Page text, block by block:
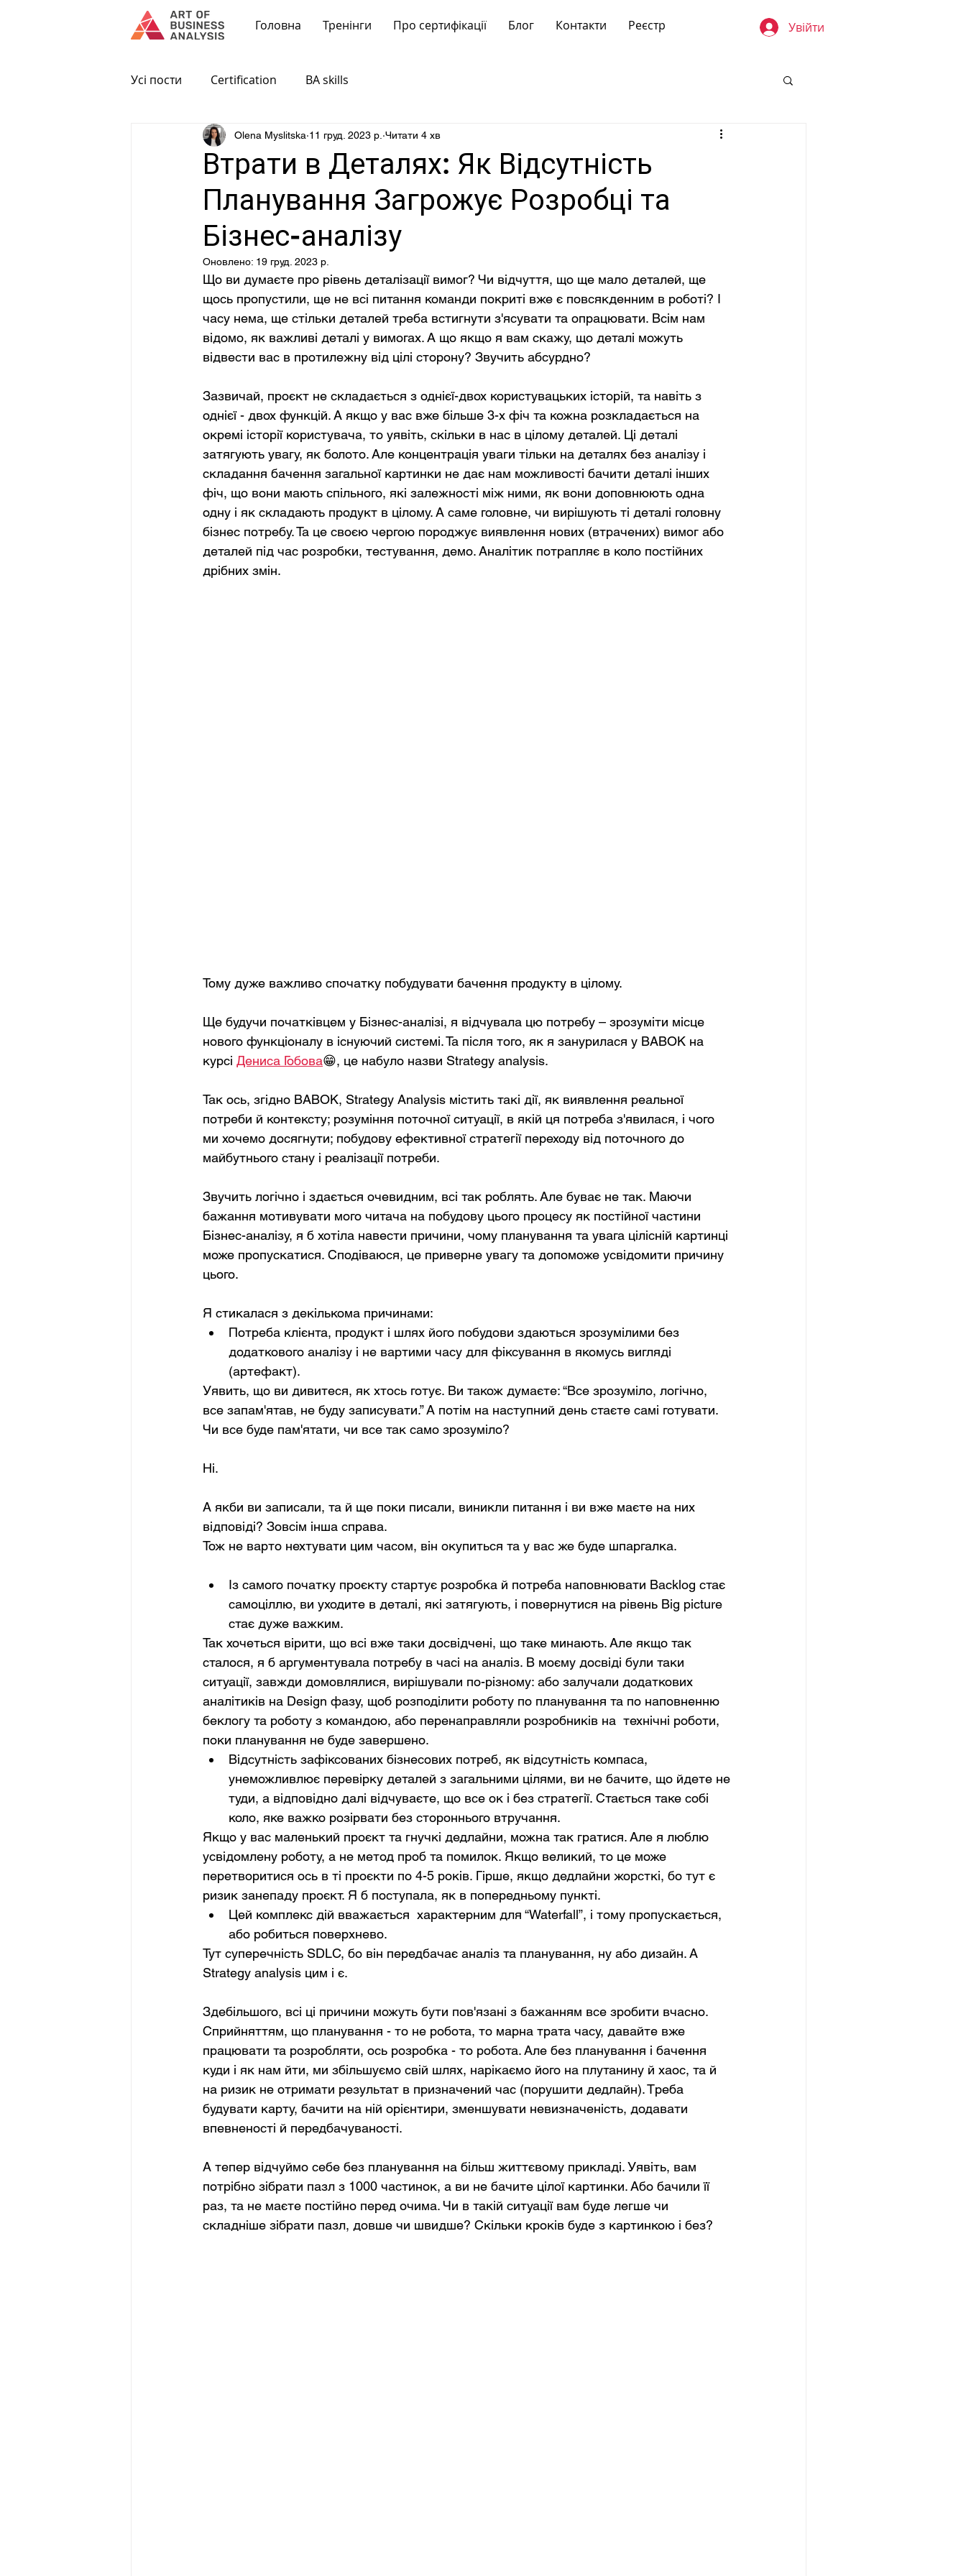
Головна Тренінги Про сертифікації Блог Контакти Реєстр Увійти
Усі пости Certification BA skills
Втрати в Деталях: Як Відсутність
Планування Загрожує Розробці та
Бізнес-аналізу
Olena Myslitska 11 груд. 2023 р. Читати 4 хв
Оновлено: 19 груд. 2023 р.
Що ви думаєте про рівень деталізації вимог? Чи відчуття, що ще мало деталей, ще
щось пропустили, ще не всі питання команди покриті вже є повсякденним в роботі? І
часу нема, ще стільки деталей треба встигнути з'ясувати та опрацювати. Всім нам
відомо, як важливі деталі у вимогах. А що якщо я вам скажу, що деталі можуть
відвести вас в протилежну від цілі сторону? Звучить абсурдно?
Зазвичай, проєкт не складається з однієї-двох користувацьких історій, та навіть з
однієї - двох функцій. А якщо у вас вже більше 3-х фіч та кожна розкладається на
окремі історії користувача, то уявіть, скільки в нас в цілому деталей. Ці деталі
затягують увагу, як болото. Але концентрація уваги тільки на деталях без аналізу і
складання бачення загальної картинки не дає нам можливості бачити деталі інших
фіч, що вони мають спільного, які залежності між ними, як вони доповнюють одна
одну і як складають продукт в цілому. А саме головне, чи вирішують ті деталі головну
бізнес потребу. Та це своєю чергою породжує виявлення нових (втрачених) вимог або
деталей під час розробки, тестування, демо. Аналітик потрапляє в коло постійних
дрібних змін.
Тому дуже важливо спочатку побудувати бачення продукту в цілому.
Ще будучи початківцем у Бізнес-аналізі, я відчувала цю потребу – зрозуміти місце
нового функціоналу в існуючий системі. Та після того, як я занурилася у BABOK на
курсі Дениса Гобова😁, це набуло назви Strategy analysis.
Так ось, згідно BABOK, Strategy Analysis містить такі дії, як виявлення реальної
потреби й контексту; розуміння поточної ситуації, в якій ця потреба з'явилася, і чого
ми хочемо досягнути; побудову ефективної стратегії переходу від поточного до
майбутнього стану і реалізації потреби.
Звучить логічно і здається очевидним, всі так роблять. Але буває не так. Маючи
бажання мотивувати мого читача на побудову цього процесу як постійної частини
Бізнес-аналізу, я б хотіла навести причини, чому планування та увага цілісній картинці
може пропускатися. Сподіваюся, це приверне увагу та допоможе усвідомити причину
цього.
Я стикалася з декількома причинами:
Потреба клієнта, продукт і шлях його побудови здаються зрозумілими без
додаткового аналізу і не вартими часу для фіксування в якомусь вигляді
(артефакт).
Уявить, що ви дивитеся, як хтось готує. Ви також думаєте: “Все зрозуміло, логічно,
все запам'ятав, не буду записувати.” А потім на наступний день стаєте самі готувати.
Чи все буде пам'ятати, чи все так само зрозуміло?
Ні.
А якби ви записали, та й ще поки писали, виникли питання і ви вже маєте на них
відповіді? Зовсім інша справа.
Тож не варто нехтувати цим часом, він окупиться та у вас же буде шпаргалка.
Із самого початку проєкту стартує розробка й потреба наповнювати Backlog стає
самоціллю, ви уходите в деталі, які затягують, і повернутися на рівень Big picture
стає дуже важким.
Так хочеться вірити, що всі вже таки досвідчені, що таке минають. Але якщо так
сталося, я б аргументувала потребу в часі на аналіз. В моєму досвіді були таки
ситуації, завжди домовлялися, вирішували по-різному: або залучали додаткових
аналітиків на Design фазу, щоб розподілити роботу по планування та по наповненню
беклогу та роботу з командою, або перенаправляли розробників на  технічні роботи,
поки планування не буде завершено.
Відсутність зафіксованих бізнесових потреб, як відсутність компаса,
унеможливлює перевірку деталей з загальними цілями, ви не бачите, що йдете не
туди, а відповідно далі відчуваєте, що все ок і без стратегії. Стається таке собі
коло, яке важко розірвати без стороннього втручання.
Якщо у вас маленький проєкт та гнучкі дедлайни, можна так гратися. Але я люблю
усвідомлену роботу, а не метод проб та помилок. Якщо великий, то це може
перетворитися ось в ті проєкти по 4-5 років. Гірше, якщо дедлайни жорсткі, бо тут є
ризик занепаду проєкт. Я б поступала, як в попередньому пункті.
Цей комплекс дій вважається  характерним для “Waterfall”, і тому пропускається,
або робиться поверхнево.
Тут суперечність SDLC, бо він передбачає аналіз та планування, ну або дизайн. А
Strategy analysis цим і є.
Здебільшого, всі ці причини можуть бути пов'язані з бажанням все зробити вчасно.
Сприйняттям, що планування - то не робота, то марна трата часу, давайте вже
працювати та розробляти, ось розробка - то робота. Але без планування і бачення
куди і як нам йти, ми збільшуємо свій шлях, нарікаємо його на плутанину й хаос, та й
на ризик не отримати результат в призначений час (порушити дедлайн). Треба
будувати карту, бачити на ній орієнтири, зменшувати невизначеність, додавати
впевненості й передбачуваності.
А тепер відчуймо себе без планування на більш життєвому прикладі. Уявіть, вам
потрібно зібрати пазл з 1000 частинок, а ви не бачите цілої картинки. Або бачили її
раз, та не маєте постійно перед очима. Чи в такій ситуації вам буде легше чи
складніше зібрати пазл, довше чи швидше? Скільки кроків буде з картинкою і без?